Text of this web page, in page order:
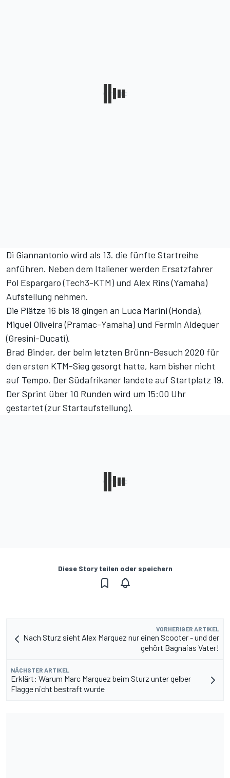
Di Giannantonio wird als 13. die fünfte Startreihe
anführen. Neben dem Italiener werden Ersatzfahrer
Pol Espargaro (Tech3-KTM) und Alex Rins (Yamaha)
Aufstellung nehmen.
Die Plätze 16 bis 18 gingen an Luca Marini (Honda),
Miguel Oliveira (Pramac-Yamaha) und Fermin Aldeguer
(Gresini-Ducati).
Brad Binder, der beim letzten Brünn-Besuch 2020 für
den ersten KTM-Sieg gesorgt hatte, kam bisher nicht
auf Tempo. Der Südafrikaner landete auf Startplatz 19.
Der Sprint über 10 Runden wird um 15:00 Uhr
gestartet (zur Startaufstellung).
Diese Story teilen oder speichern
VORHERIGER ARTIKEL
Nach Sturz sieht Alex Marquez nur einen Scooter - und der
gehört Bagnaias Vater!
NÄCHSTER ARTIKEL
Erklärt: Warum Marc Marquez beim Sturz unter gelber
Flagge nicht bestraft wurde